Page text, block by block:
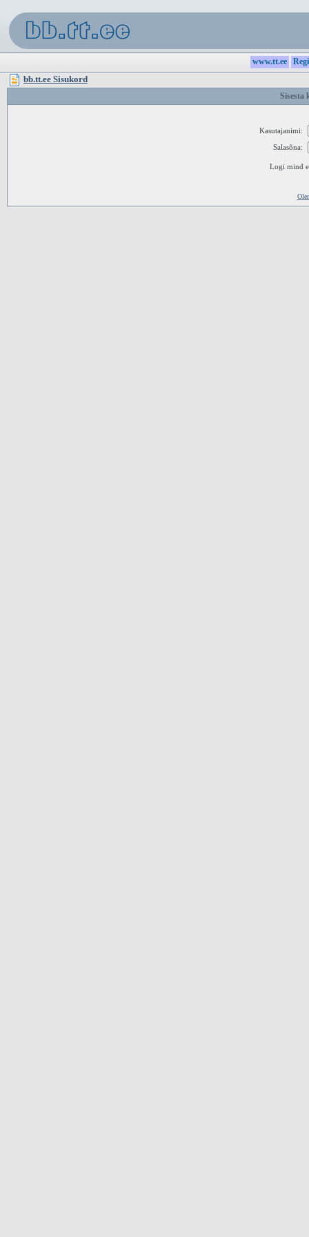
www.tt.ee
bb.tt.ee Sisukord
Sisesta
Kasutajanimi:
Salasõna:
Logi mind